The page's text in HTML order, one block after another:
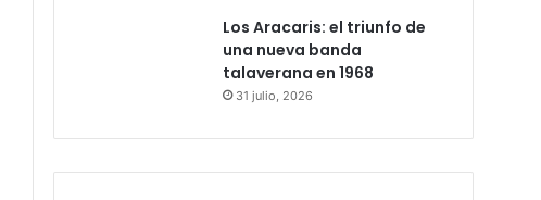
Los Aracaris: el triunfo de
una nueva banda
talaverana en 1968
31 julio, 2026